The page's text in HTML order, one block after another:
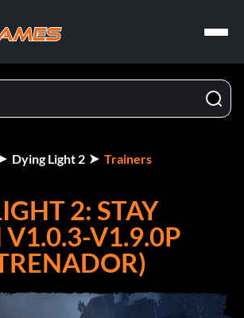
Dying Light 2 Trainers
2: STAY
V1.9.0P